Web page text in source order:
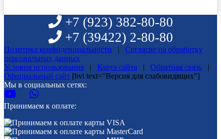
+7 (923) 382-80-80
+7 (39422) 2-80-80
Политика конфиденциальности |
Согласие на обработку
персональных данных
Условия использования
| Карта сайта | Обратная связь
|
Официальный сайт [bvi text="Версия для слабовидящих"]
Мы в социальных сетях:
Принимаем к оплате: